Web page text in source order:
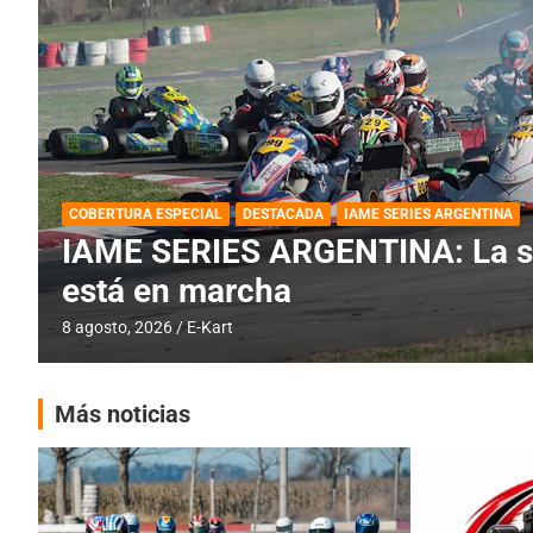
BREVES DESTACADA IAME SERIES ARGENTINA PRÓXIMA
IAME SERIES ARGENTINA:
fecha especial con Invitados
6 agosto, 2026 E-Kart
Más noticias